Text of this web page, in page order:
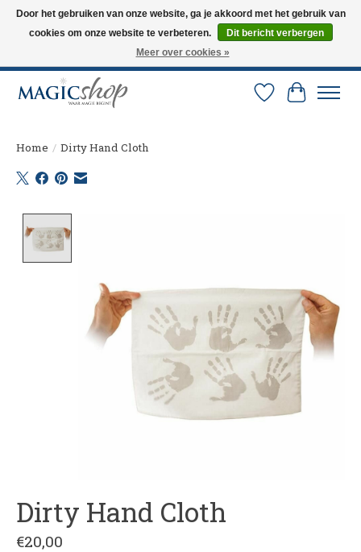
Altijd de nieuwste trucs op voorraad. Snelle verzending via PostNL en DHL.
Langskomen in onze winkel? Bel of mail om een afspraak te maken. 0251-
Verlanglijst
Home / Dirty Hand Cloth
Dirty Hand Cloth
€20,00
Door het gebruiken van onze website, ga je akkoord met het gebruik van
cookies om onze website te verbeteren.
Dit bericht verbergen
Meer over cookies »